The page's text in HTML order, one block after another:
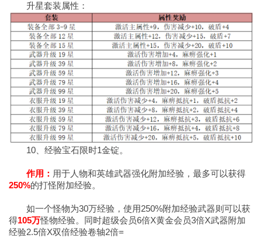
升星套装属性：
10、经验宝石限时1金锭。
作用： 用于人物和英雄武器强化附加经验，最多可以获得
250%的打怪附加经验。
如一个怪物为30万经验，使用250%附加经验武器则可以获
得105万怪物经验。同时超级会员6倍X黄金会员3倍X武器附加
经验2.5倍X双倍经验卷轴2倍=